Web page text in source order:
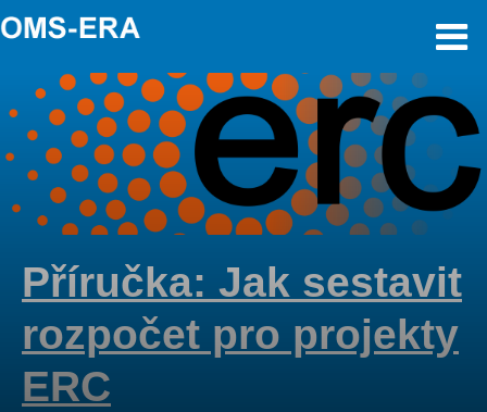
Příručka: Jak sestavit
rozpočet pro projekty
ERC